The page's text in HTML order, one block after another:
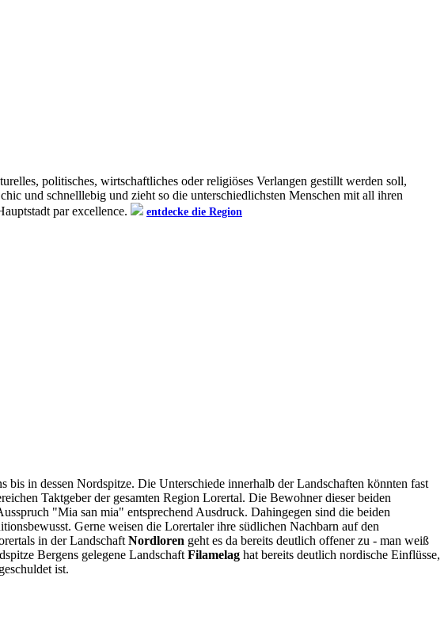
politisches, wirtschaftliches oder religiöses Verlangen gestillt werden soll,
und schnelllebig und zieht so die unterschiedlichsten Menschen mit all ihren
par excellence.
entdecke die Region
in dessen Nordspitze. Die Unterschiede innerhalb der Landschaften könnten fast
Taktgeber der gesamten Region Lorertal. Die Bewohner dieser beiden
"Mia san mia" entsprechend Ausdruck. Dahingegen sind die beiden
Gerne weisen die Lorertaler ihre südlichen Nachbarn auf den
in der Landschaft Nordloren geht es da bereits deutlich offener zu - man weiß
Bergens gelegene Landschaft Filamelag hat bereits deutlich nordische Einflüsse,
ist.